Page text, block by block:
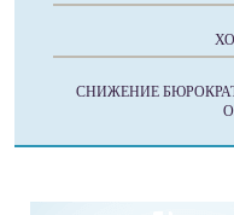
СНИЖЕНИЕ